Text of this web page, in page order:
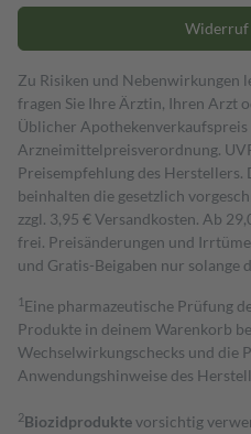
Widerruf
Zu Risiken und Nebenwirkungen
fragen Sie Ihre Ärztin, Ihren Arzt
Üblicher Apothekenverkaufspreis
Arzneimittelpreisverordnung.
Preisempfehlung des Herstellers.
beinhalten die gesetzlich
zzgl. 3,95 € Versandkosten. Ab
frei. Preisänderungen und
und Gratis-Beigaben nur solange
1 Eine pharmazeutische Prüfung
Produkte in deinem Warenkorb
Wechselwirkungschecks und die
Anwendungshinweise des
2Biozidproduktevorsichtig